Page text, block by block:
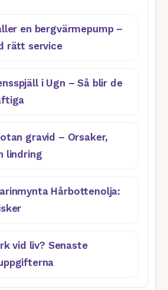
en bergvärmepump –
rätt service
i Ugn – Så blir de
gravid – Orsaker,
lindring
Hårbottenolja:
vid liv? Senaste